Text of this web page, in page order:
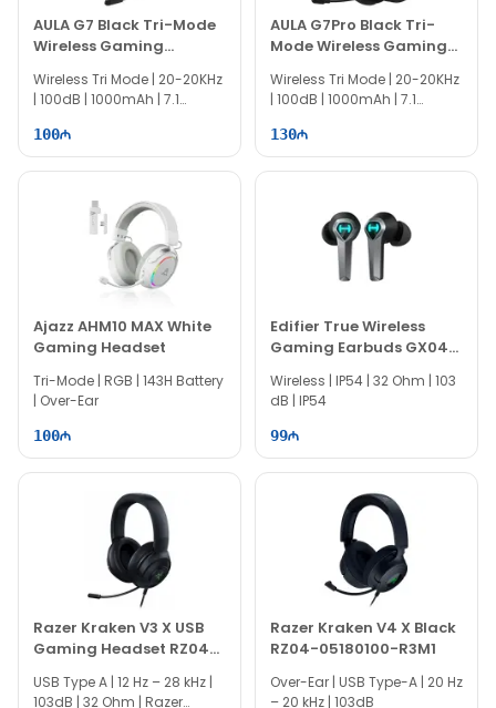
AULA G7 Black Tri-Mode
Wireless Gaming
Wireless Tri Mode | 20-20KHz
| 100dB | 1000mAh | 7.1
100
AULA G7Pro Black Tri-
Mode Wireless Gaming
Wireless Tri Mode | 20-20KHz
| 100dB | 1000mAh | 7.1
130
Ajazz AHM10 MAX White
Gaming Headset
Tri-Mode | RGB | 143H Battery
| Over-Ear
100
Edifier True Wireless
Gaming Earbuds GX04
Wireless | IP54 | 32 Ohm | 103
dB | IP54
99
Razer Kraken V3 X USB
Gaming Headset RZ04-
03750300-R3M1
USB Type A | 12 Hz – 28 kHz |
103dB | 32 Ohm | Razer
Razer Kraken V4 X Black
RZ04-05180100-R3M1
Over-Ear | USB Type-A | 20 Hz
– 20 kHz | 103dB